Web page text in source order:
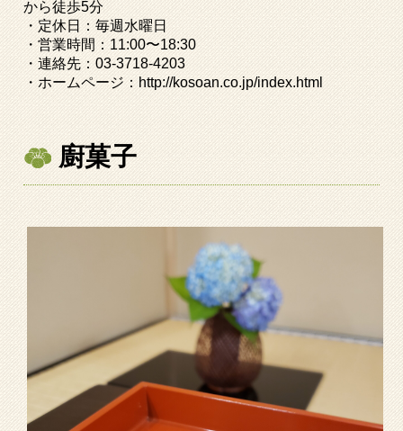
から徒歩5分
・定休日：毎週水曜日
・営業時間： 11:00〜18:30
・連絡先：03-3718-4203
・ホームページ： http://kosoan.co.jp/index.html
廚菓子